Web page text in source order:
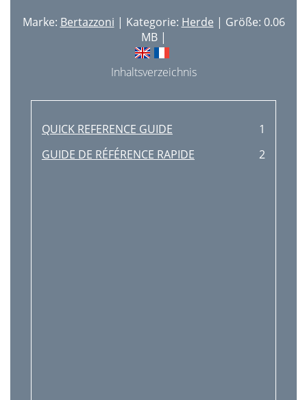
Marke: Bertazzoni | Kategorie: Herde | Größe: 0.06
MB |
Inhaltsverzeichnis
QUICK REFERENCE GUIDE
1
GUIDE DE RÉFÉRENCE RAPIDE
2